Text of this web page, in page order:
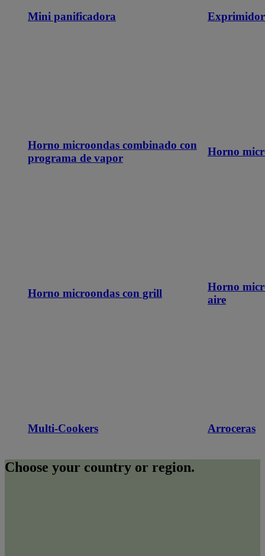
Mini panificadora
Horno microondas combinado con
programa de vapor
Horno
Horno microondas con grill
Horno
aire
Multi-Cookers Arroceras
Choose your country or region.